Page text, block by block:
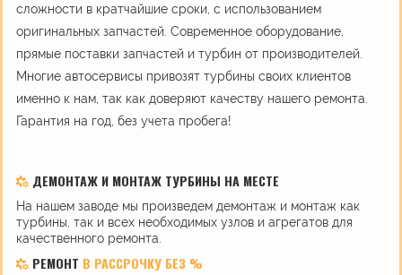
сложности в кратчайшие сроки, с использованием
оригинальных запчастей. Современное оборудование,
прямые поставки запчастей и турбин от производителей.
Многие автосервисы привозят турбины своих клиентов
именно к нам, так как доверяют качеству нашего ремонта.
Гарантия на год, без учета пробега!
ДЕМОНТАЖ И МОНТАЖ ТУРБИНЫ НА МЕСТЕ
На нашем заводе мы произведем демонтаж и монтаж как
турбины, так и всех необходимых узлов и агрегатов для
качественного ремонта.
РЕМОНТ В РАССРОЧКУ БЕЗ %